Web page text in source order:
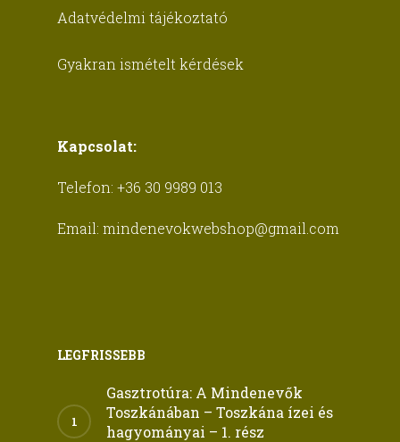
Adatvédelmi tájékoztató
Gyakran ismételt kérdések
Kapcsolat:
Telefon: +36 30 9989 013
Email: mindenevokwebshop@gmail.com
LEGFRISSEBB
Gasztrotúra: A Mindenevők
Toszkánában – Toszkána ízei és
hagyományai – 1. rész